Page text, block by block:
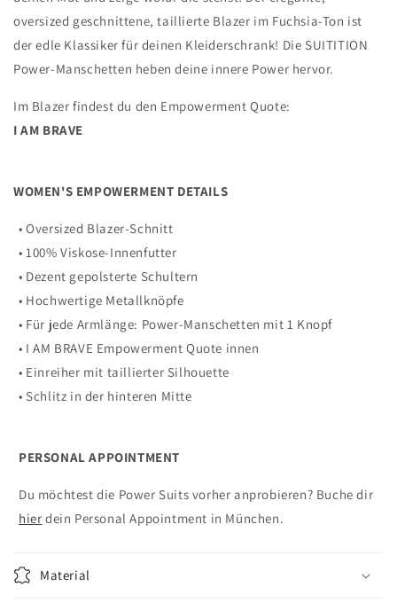
oversized geschnittene, taillierte Blazer im Fuchsia-Ton ist
der edle Klassiker für deinen Kleiderschrank! Die SUITITION
Power-Manschetten heben deine innere Power hervor.
Im Blazer findest du den Empowerment Quote:
I AM BRAVE
WOMEN'S EMPOWERMENT DETAILS
• Oversized Blazer-Schnitt
• 100% Viskose-Innenfutter
• Dezent gepolsterte Schultern
• Hochwertige Metallknöpfe
• Für jede Armlänge: Power-Manschetten mit 1 Knopf
• I AM BRAVE Empowerment Quote innen
• Einreiher mit taillierter Silhouette
• Schlitz in der hinteren Mitte
PERSONAL APPOINTMENT
Du möchtest die Power Suits vorher anprobieren? Buche dir
hier dein Personal Appointment in München.
Material